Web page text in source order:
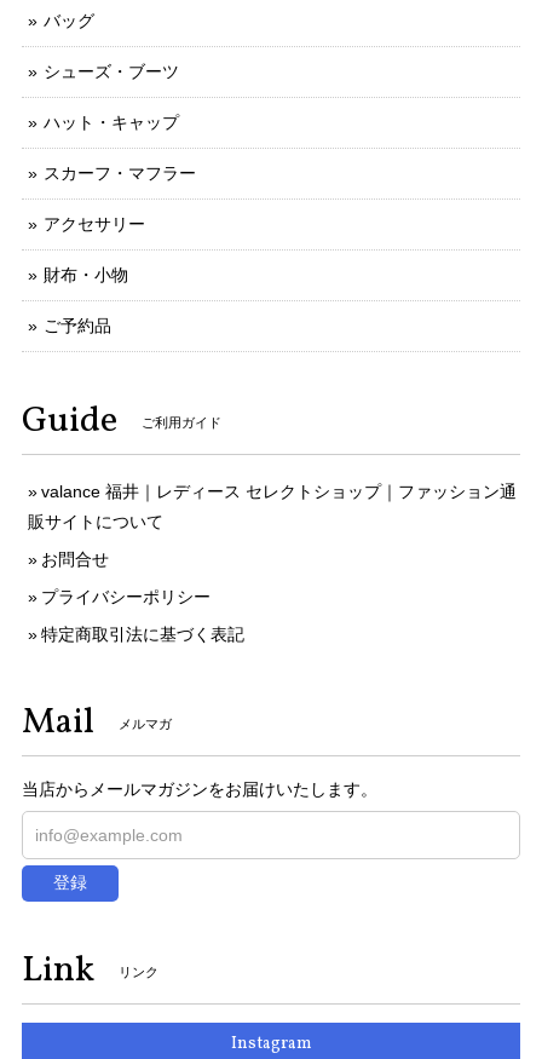
バッグ
シューズ・ブーツ
ハット・キャップ
スカーフ・マフラー
アクセサリー
財布・小物
ご予約品
Guide ご利用ガイド
valance 福井｜レディース セレクトショップ｜ファッション通
販サイトについて
お問合せ
プライバシーポリシー
特定商取引法に基づく表記
Mail メルマガ
当店からメールマガジンをお届けいたします。
登録
Link リンク
Instagram